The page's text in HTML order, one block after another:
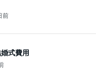
前
式費用